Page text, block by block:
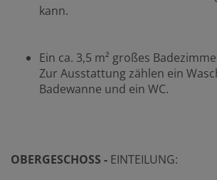
kann.
Ein ca. 3,5 m² großes
Zur Ausstattung zählen ein
Badewanne und ein WC.
OBERGESCHOSS - EINTEILUNG: